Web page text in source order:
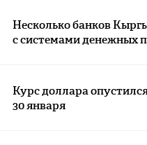
Несколько банков
с системами денежных
Курс доллара
30 января